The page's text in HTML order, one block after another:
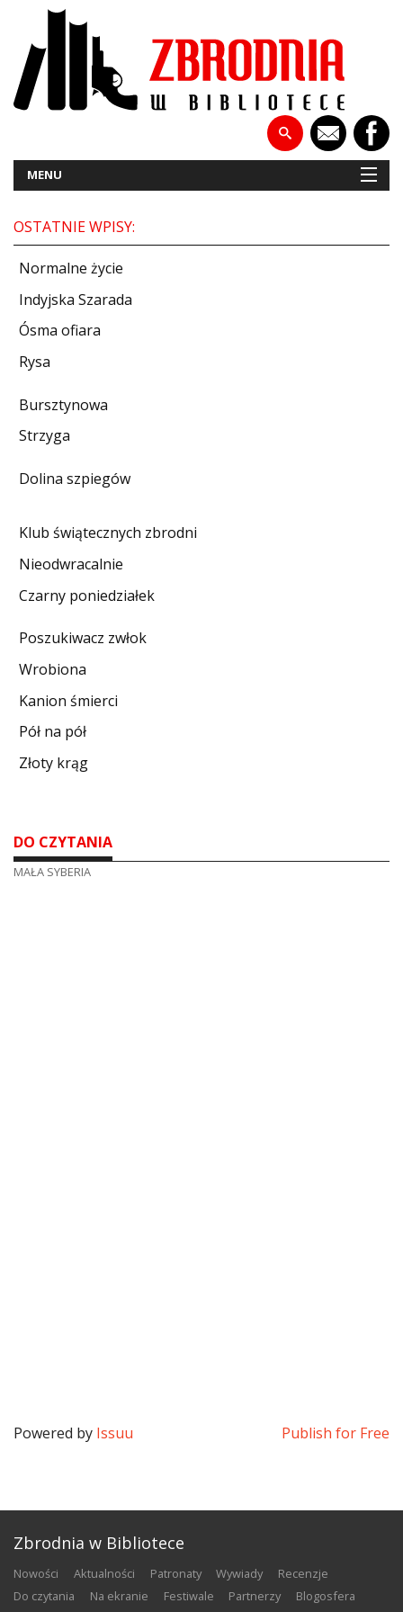
MENU
PATRONATY
WYWIADY
RECENZJE
DO CZYTANIA
KONTAKT
OSTATNIE WPISY:
Normalne życie
Indyjska Szarada
Ósma ofiara
Rysa
Bursztynowa
Strzyga
Dolina szpiegów
Klub świątecznych zbrodni
Nieodwracalnie
Czarny poniedziałek
Poszukiwacz zwłok
Wrobiona
Kanion śmierci
Pół na pół
Złoty krąg
DO CZYTANIA
MAŁA SYBERIA
Powered by Issuu Publish for Free
Zbrodnia w Bibliotece
nowości aktualności patronaty wywiady
recenzje
do czytania
na ekranie festiwale partnerzy
blogosfera